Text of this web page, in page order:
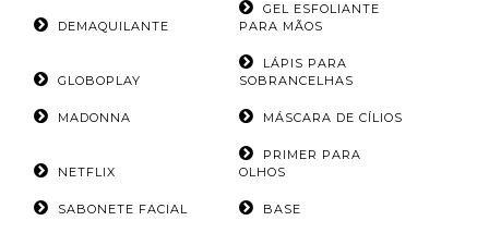
DEMAQUILANTE
GEL ESFOLIANTE
PARA MÃOS
GLOBOPLAY
LÁPIS PARA
SOBRANCELHAS
MADONNA MÁSCARA DE CÍLIOS
NETFLIX
PRIMER PARA
OLHOS
SABONETE FACIAL BASE